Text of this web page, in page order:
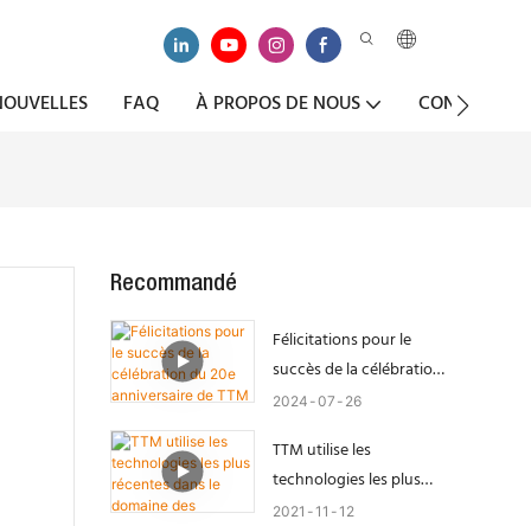
FAQ À PROPOS DE NOUS
Recommandé
Félicitations pour le
succès de la célébration
du 20e anniversaire de
2024 07 26
TTM utilise les
technologies les plus
récentes dans le
2021 11 12